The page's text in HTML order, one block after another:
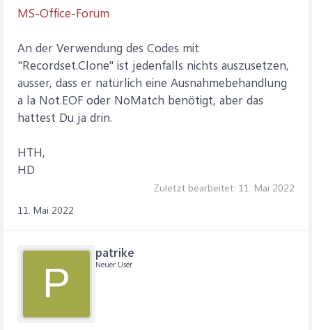
MS-Office-Forum
An der Verwendung des Codes mit
"Recordset.Clone" ist jedenfalls nichts auszusetzen,
ausser, dass er natürlich eine Ausnahmebehandlung
a la Not.EOF oder NoMatch benötigt, aber das
hattest Du ja drin.
HTH,
HD
Zuletzt bearbeitet: 11. Mai 2022
11. Mai 2022
P
patrike
Neuer User